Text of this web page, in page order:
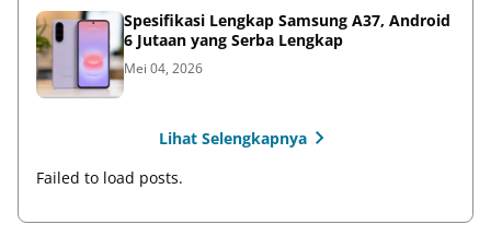
Spesifikasi Lengkap Samsung A37, Android
6 Jutaan yang Serba Lengkap
Mei 04, 2026
Lihat Selengkapnya
Failed to load posts.